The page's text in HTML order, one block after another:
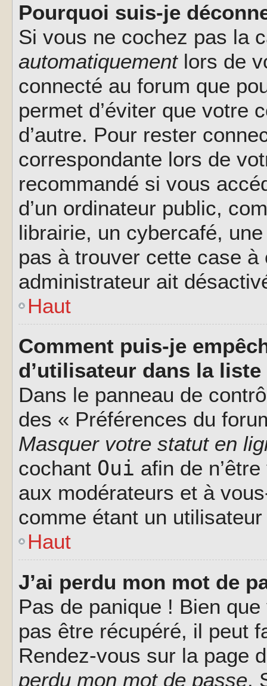
Pourquoi suis-je
Si vous ne cochez pas la
automatiquementlors de
connecté au forum que
permet d’éviter que votre
d’autre. Pour rester
correspondante lors de
recommandé si vous
d’un ordinateur public,
librairie, un cybercafé,
pas à trouver cette case à
administrateur ait
Haut
Comment puis-je
d’utilisateur dans la
Dans le panneau de
des « Préférences du
Masquer votre statut en
cochant Oui afin de
aux modérateurs et à
comme étant un
Haut
J’ai perdu mon mot de
Pas de panique ! Bien
pas être récupéré, il peut
Rendez-vous sur la page
perdu mon mot de passe.